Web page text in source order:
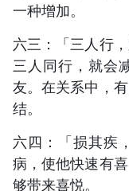
一种增加。
六三：「三人行
三人同行，就会
友。在关系中，
结。
六四：「损其疾
病，使他快速有
够带来喜悦。